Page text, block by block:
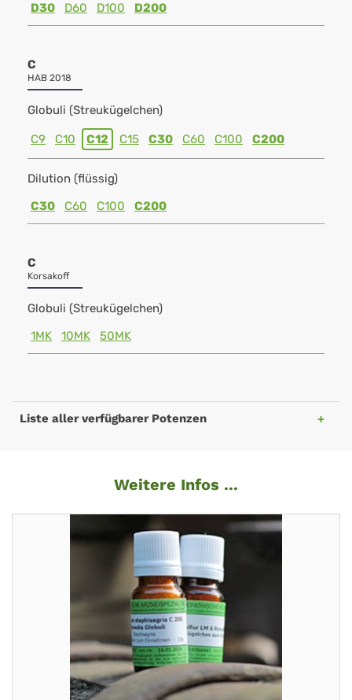
D30
D60 D100 D200
C
HAB 2018
Globuli (Streukügelchen)
C9 C10 C12 C15 C30 C60 C100 C200
Dilution (flüssig)
C30
C60 C100 C200
C
Korsakoff
Globuli (Streukügelchen)
1MK
10MK 50MK
Liste aller verfügbarer Potenzen
Weitere Infos ...